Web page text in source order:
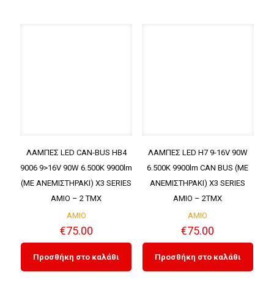
ΛΑΜΠΕΣ LED CAN-BUS HΒ4
9006 9>16V 90W 6.500K 9900lm
(ΜΕ ΑΝΕΜΙΣΤΗΡΑΚΙ) X3 SERIES
AMIO – 2 ΤMX
AMIO
€75.00
Προσθήκη στο καλάθι
ΛΑΜΠΕΣ LED H7 9-16V 90W
6.500K 9900lm CAN BUS (ME
ΑΝΕΜΙΣΤΗΡΑΚΙ) X3 SERIES
AMIO – 2ΤMX
AMIO
€75.00
Προσθήκη στο καλάθι